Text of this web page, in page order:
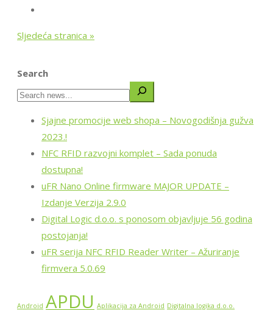
Sljedeća stranica »
Search
Sjajne promocije web shopa – Novogodišnja gužva
2023.!
NFC RFID razvojni komplet – Sada ponuda
dostupna!
uFR Nano Online firmware MAJOR UPDATE –
Izdanje Verzija 2.9.0
Digital Logic d.o.o. s ponosom objavljuje 56 godina
postojanja!
uFR serija NFC RFID Reader Writer – Ažuriranje
firmvera 5.0.69
Android APDU Aplikacija za Android Digitalna logika d.o.o.